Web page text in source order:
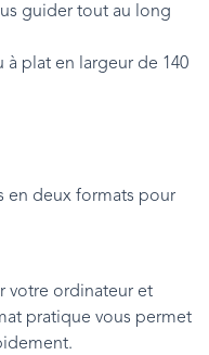
guider tout au long
plat en largeur de 140
en deux formats pour
votre ordinateur et
pratique vous permet